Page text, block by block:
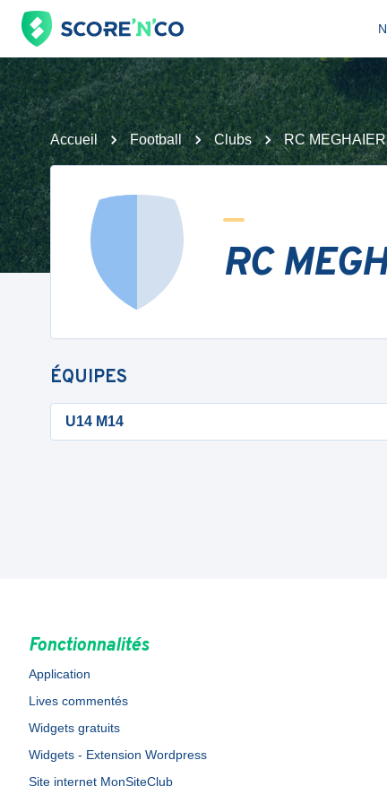
Accueil Football Clubs RC MEGHAIER
RC
ÉQUIPES
U14 M14
Fonctionnalités
Application
Lives commentés
Widgets gratuits
Widgets - Extension Wordpress
Site internet MonSiteClub